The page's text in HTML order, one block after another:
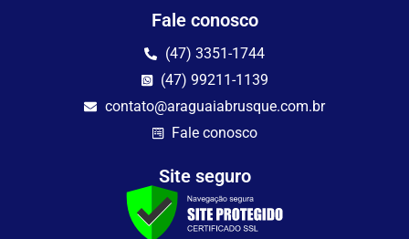
Fale conosco
(47) 3351-1744
(47) 99211-1139
contato@araguaiabrusque.com.br
Fale conosco
Site seguro